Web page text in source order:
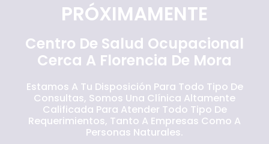
PRÓXIMAMENTE
Centro De Salud Ocupacional
Cerca A Florencia De Mora
Estamos A Tu Disposición Para Todo Tipo De
Consultas, Somos Una Clínica Altamente
Calificada Para Atender Todo Tipo De
Requerimientos, Tanto A Empresas Como A
Personas Naturales.